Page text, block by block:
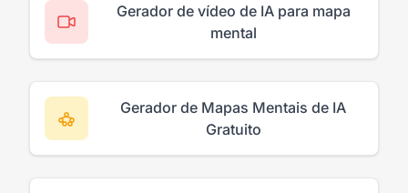
Gerador de vídeo de IA para mapa
mental
Gerador de Mapas Mentais de IA
Gratuito